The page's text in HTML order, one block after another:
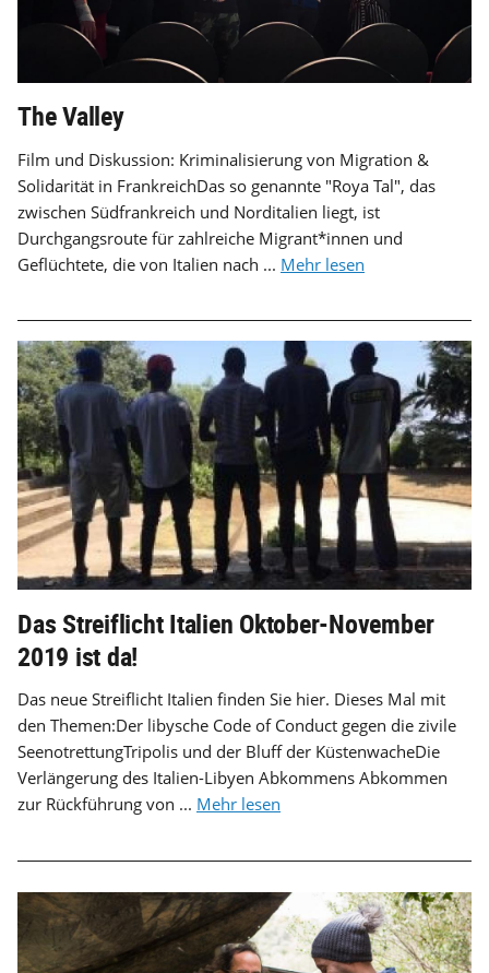
The Valley
Film und Diskussion: Kriminalisierung von Migration &
Solidarität in FrankreichDas so genannte "Roya Tal", das
zwischen Südfrankreich und Norditalien liegt, ist
Durchgangsroute für zahlreiche Migrant*innen und
Geflüchtete, die von Italien nach ... Mehr lesen
Das Streiflicht Italien Oktober-November
2019 ist da!
Das neue Streiflicht Italien finden Sie hier. Dieses Mal mit
den Themen:Der libysche Code of Conduct gegen die zivile
SeenotrettungTripolis und der Bluff der KüstenwacheDie
Verlängerung des Italien-Libyen Abkommens Abkommen
zur Rückführung von ... Mehr lesen